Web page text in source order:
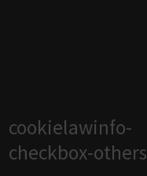
cookielawinfo-
checkbox-others